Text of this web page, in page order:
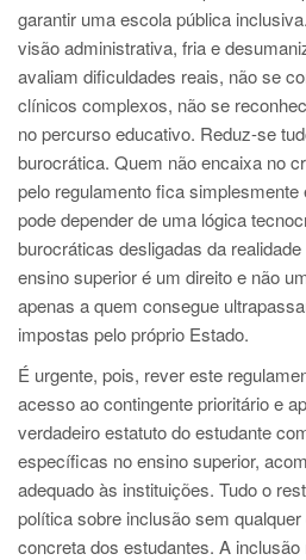
garantir uma escola pública
visão administrativa, fria e
avaliam dificuldades reais, não se
clínicos complexos, não se
no percurso educativo. Reduz-se
burocrática. Quem não encaixa no
pelo regulamento fica
pode depender de uma lógica
burocráticas desligadas da
ensino superior é um direito e não
apenas a quem consegue
impostas pelo próprio Estado.
É urgente, pois, rever este
acesso ao contingente prioritário e
verdadeiro estatuto do estudante
específicas no ensino superior,
adequado às instituições. Tudo o
política sobre inclusão sem
concreta dos estudantes. A